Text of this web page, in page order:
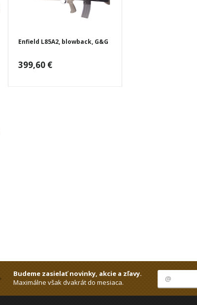
Enfield L85A2, blowback, G&G
399,60 €
Budeme zasielať novinky, akcie a zľavy.
Maximálne však dvakrát do mesiaca.